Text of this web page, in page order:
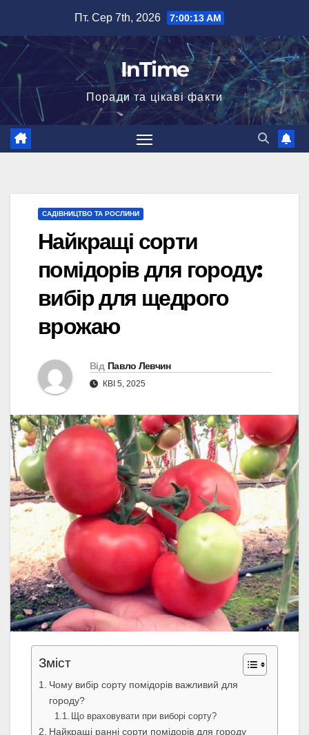
вмісту
Пт. Сер 7th, 2026 7:00:14 AM
InTime
Поради та цікаві факти
САДІВНИЦТВО ТА РОСЛИНИ
Найкращі сорти
помідорів для городу:
вибір для щедрого
врожаю
Від Павло Левчин
КВІ 5, 2025
Зміст
Чому вибір сорту помідорів важливий для
городу?
Що враховувати при виборі сорту?
Найкращі ранні сорти помідорів для городу